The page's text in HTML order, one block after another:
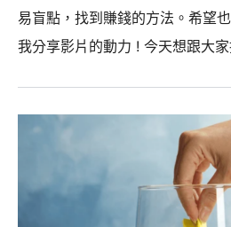
易盲點，找到賺錢的方法。希望
我分享影片的動力 ! 今天想跟大